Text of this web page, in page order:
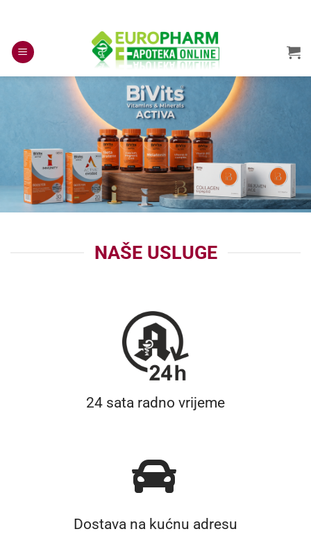
content
NAŠE USLUGE
24 sata radno vrijeme
Dostava na kućnu adresu